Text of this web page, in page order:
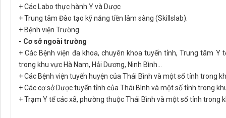
+ Các Labo thực hành Y và Dược
+ Trung tâm Đào tạo kỹ năng tiền lâm sàng (Skillslab).
+ Bệnh viện Trường.
- Cơ sở ngoài trường
+ Các Bệnh viện đa khoa, chuyên khoa tuyến tỉnh, Trung tâm
trong khu vực Hà Nam, Hải Dương, Ninh Bình...
+ Các Bệnh viện tuyến huyện của Thái Bình và một số tỉnh trong
+ Các cơ sở Dược tuyến tỉnh của Thái Bình và một số tỉnh trong
+ Trạm Y tế các xã, phường thuộc Thái Bình và một số tỉnh trong